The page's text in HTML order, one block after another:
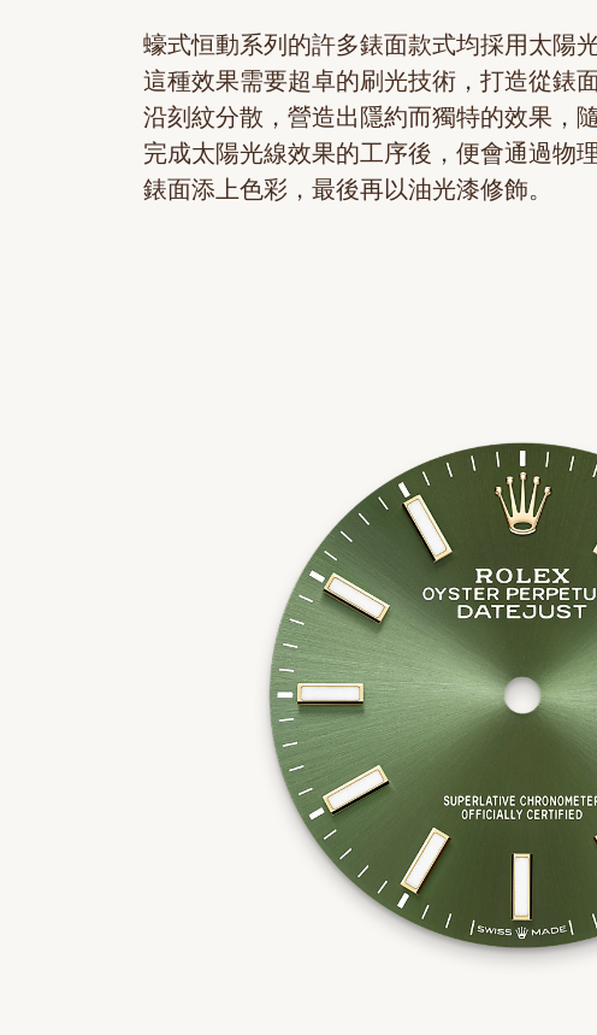
蠔式恒動系列的許多錶面款式均採用太陽
這種效果需要超卓的刷光技術，打造從錶
沿刻紋分散，營造出隱約而獨特的效果，
完成太陽光線效果的工序後，便會通過物
錶面添上色彩，最後再以油光漆修飾。